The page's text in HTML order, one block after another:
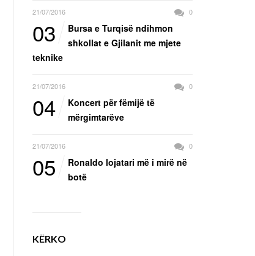
21/07/2016 0
03
Bursa e Turqisë ndihmon
shkollat e Gjilanit me mjete
teknike
21/07/2016 0
04
Koncert për fëmijë të
mërgimtarëve
21/07/2016 0
05
Ronaldo lojatari më i mirë në
botë
KËRKO